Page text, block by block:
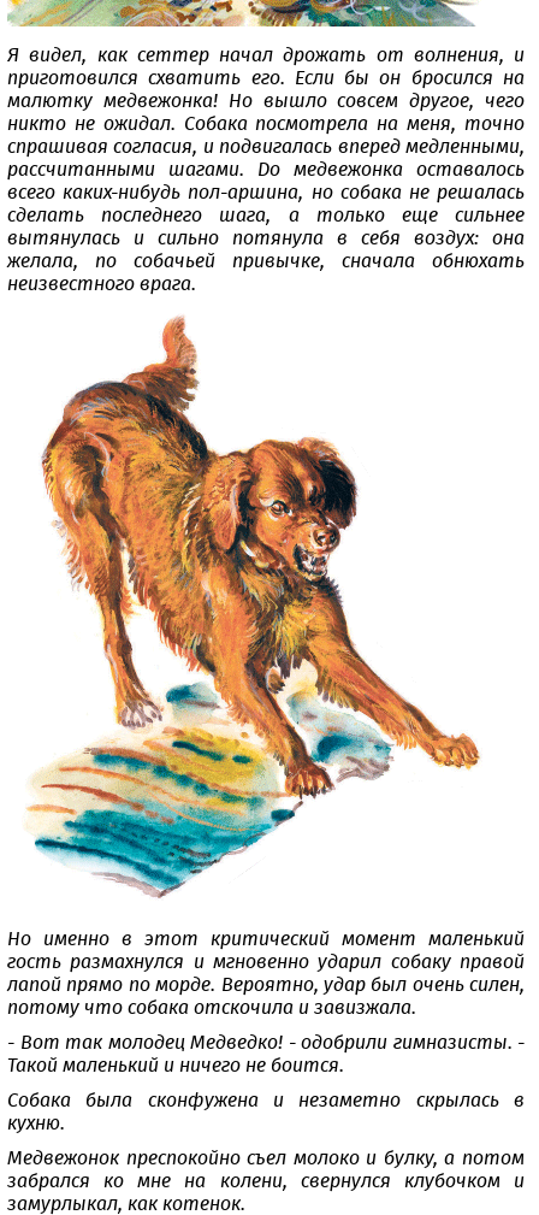
Я видел, как сеттер начал дрожать от волнения, и
приготовился схватить его. Если бы он бросился на
малютку медвежонка! Но вышло совсем другое, чего
никто не ожидал. Собака посмотрела на меня, точно
спрашивая согласия, и подвигалась вперед медленными,
рассчитанными шагами. До медвежонка оставалось
всего каких-нибудь пол-аршина, но собака не решалась
сделать последнего шага, а только еще сильнее
вытянулась и сильно потянула в себя воздух: она
желала, по собачьей привычке, сначала обнюхать
неизвестного врага.
Но именно в этот критический момент маленький
гость размахнулся и мгновенно ударил собаку правой
лапой прямо по морде. Вероятно, удар был очень силен,
потому что собака отскочила и завизжала.
- Вот так молодец Медведко! - одобрили гимназисты. -
Такой маленький и ничего не боится.
Собака была сконфужена и незаметно скрылась в
кухню.
Медвежонок преспокойно съел молоко и булку, а потом
забрался ко мне на колени, свернулся клубочком и
замурлыкал, как котенок.